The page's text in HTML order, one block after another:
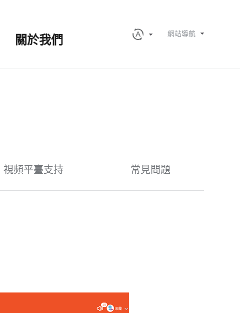
關於我們 網站導航
視頻平臺支持 常見問題